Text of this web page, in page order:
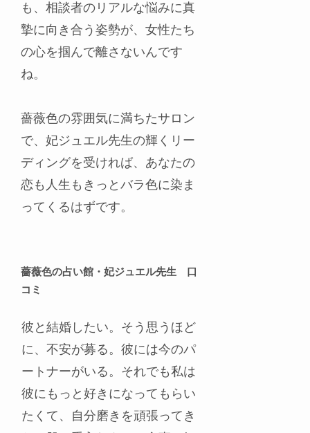
も、相談者のリアルな悩みに真
摯に向き合う姿勢が、女性たち
の心を掴んで離さないんです
ね。
薔薇色の雰囲気に満ちたサロン
で、妃ジュエル先生の輝くリー
ディングを受ければ、あなたの
恋も人生もきっとバラ色に染ま
ってくるはずです。
薔薇色の占い館・妃ジュエル先生 口
コミ
彼と結婚したい。そう思うほど
に、不安が募る。彼には今のパ
ートナーがいる。それでも私は
彼にもっと好きになってもらい
たくて、自分磨きを頑張ってき